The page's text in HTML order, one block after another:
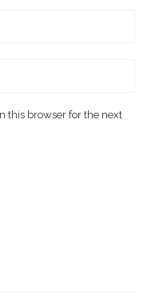
this browser for the next